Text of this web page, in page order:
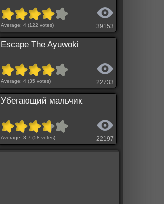
Average: 4 (122 votes) 39153
Escape The Ayuwoki
Average: 4 (35 votes) 22733
Убегающий мальчик
Average: 3.7 (58 votes) 22197